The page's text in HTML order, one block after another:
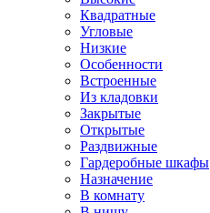
Квадратные
Угловые
Низкие
Особенности
Встроенные
Из кладовки
Закрытые
Открытые
Раздвижные
Гардеробные шкафы
Назначение
В комнату